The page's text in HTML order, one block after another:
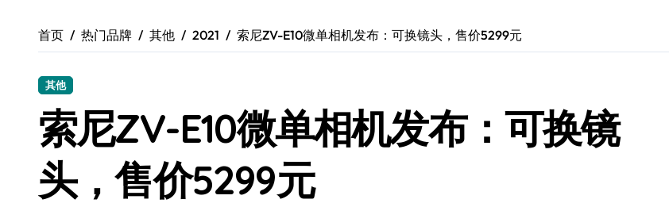
S26+颜值暴增！机皇美颜秘籍大公开
三星Galaxy Z TriFold：三折屏黑科技，小众玩家的掌中新宠！
首页 热门品牌 其他 2021 索尼ZV-E10微单相机发布：可换镜头，售价5299元
其他
索尼ZV-E10微单相机发布：可换镜
头，售价5299元